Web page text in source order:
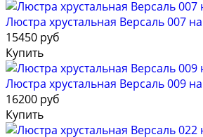
Люстра хрустальная Версаль 007
15450 руб
Купить
Люстра хрустальная Версаль 009
16200 руб
Купить